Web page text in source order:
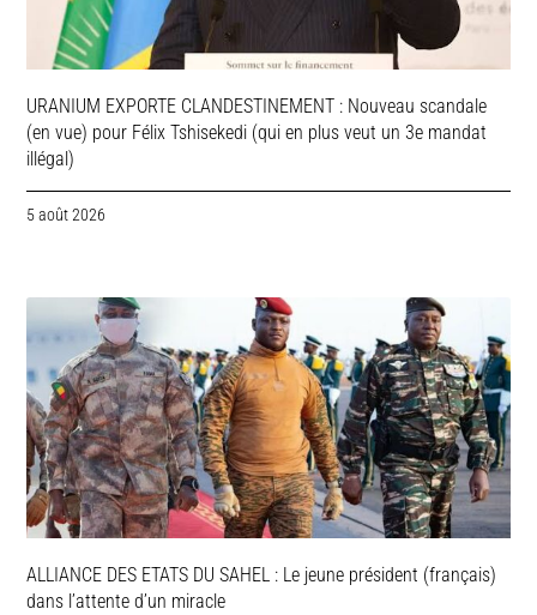
URANIUM EXPORTE CLANDESTINEMENT : Nouveau scandale
(en vue) pour Félix Tshisekedi (qui en plus veut un 3e mandat
illégal)
5 août 2026
ALLIANCE DES ETATS DU SAHEL : Le jeune président (français)
dans l’attente d’un miracle